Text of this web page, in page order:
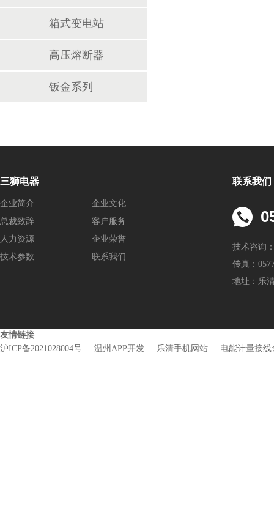
箱式变电站
高压熔断器
钣金系列
三狮电器
企业简介
企业文化
总裁致辞
客户服务
人力资源
企业荣誉
技术参数
联系我们
联系我们
技术咨询
传真：
地址：乐
友情链接
沪ICP备2021028004号
温州APP开发 乐清手机网站 电能计量接